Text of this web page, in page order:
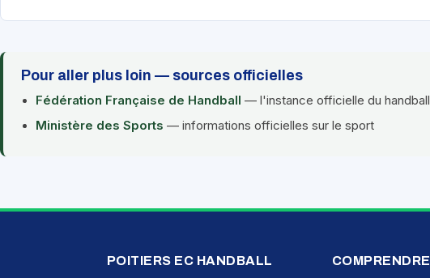
Pour aller plus loin — sources officielles
Fédération Française de Handball — l'instance officielle du handball
Ministère des Sports — informations officielles sur le sport
POITIERS EC HANDBALL COMPRENDRE